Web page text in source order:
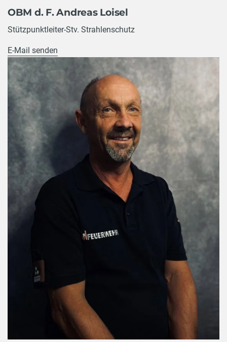
OBM d. F. Andreas Loisel
Stützpunktleiter-Stv. Strahlenschutz
E-Mail senden